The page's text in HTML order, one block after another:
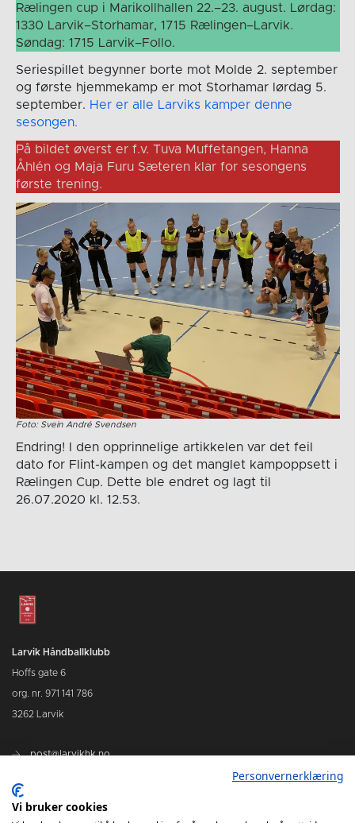
Rælingen cup i Marikollhallen 22.–23. august. Lørdag:
1330 Larvik–Storhamar, 1715 Rælingen–Larvik.
Søndag: 1715 Larvik–Follo.
Seriespillet begynner borte mot Molde 2. september
og første hjemmekamp er mot Storhamar lørdag 5.
september. Her er alle Larviks kamper denne
sesongen.
På bildet øverst er f.v. Tuva Muffetangen, Hanna
Åhlén og Maja Furu Sæteren klar for sesongens
første trening.
Foto: Svein André Svendsen
Endring! I den opprinnelige artikkelen var det feil
dato for Flint-kampen og det manglet kampoppsett i
Rælingen Cup. Dette ble endret og lagt til
26.07.2020 kl. 12.53.
Larvik Håndballklubb
Hoffs gate 6
org. nr. 971 141 786
3262 Larvik
post@larvikhk.no
Personvernerklæring
Vi bruker cookies